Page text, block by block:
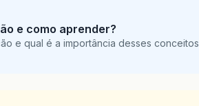
e como aprender?
e qual é a importância desses conceitos